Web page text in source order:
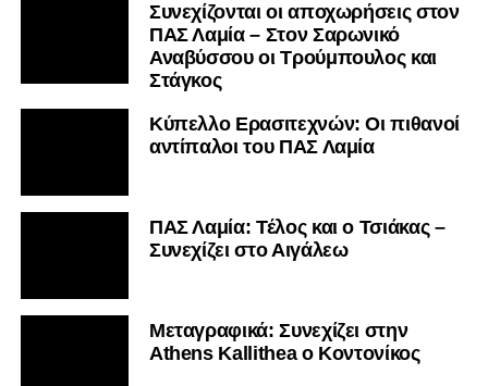
Συνεχίζονται οι αποχωρήσεις στον
ΠΑΣ Λαμία – Στον Σαρωνικό
Αναβύσσου οι Τρούμπουλος και
Στάγκος
Κύπελλο Ερασιτεχνών: Οι πιθανοί
αντίπαλοι του ΠΑΣ Λαμία
ΠΑΣ Λαμία: Τέλος και ο Τσιάκας –
Συνεχίζει στο Αιγάλεω
Mεταγραφικά: Συνεχίζει στην
Athens Kallithea ο Κοντονίκος